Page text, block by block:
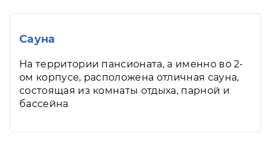
Сауна
На территории пансионата, а именно во 2-
ом корпусе, расположена отличная сауна,
состоящая из комнаты отдыха, парной и
бассейна